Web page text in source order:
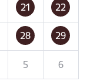
21 22
28 29
5 6